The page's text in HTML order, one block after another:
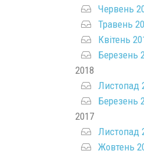
Червень
Травень
Квітень
Березень
2018
Листопад
Березень
2017
Листопад
Жовтень